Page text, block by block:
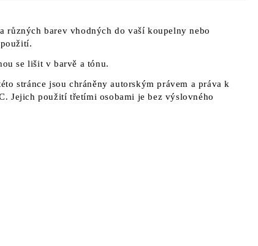
různých barev vhodných do vaší koupelny nebo
se lišit v barvě a tónu.
stránce jsou chráněny autorským právem a práva k
Jejich použití třetími osobami je bez výslovného